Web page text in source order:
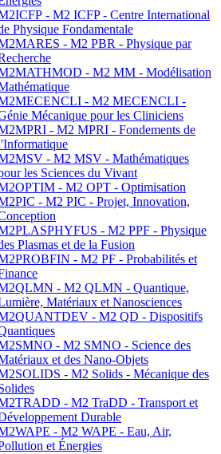
- M2 ICFP - Centre International
Physique Fondamentale
- M2 PBR - Physique par
- M2 MM - Modélisation
- M2 MECENCLI -
Mécanique pour les Cliniciens
- M2 MPRI - Fondements de
- M2 MSV - Mathématiques
les Sciences du Vivant
- M2 OPT - Optimisation
- M2 PIC - Projet, Innovation,
- M2 PPF - Physique
Plasmas et de la Fusion
- M2 PF - Probabilités et
- M2 QLMN - Quantique,
Matériaux et Nanosciences
- M2 QD - Dispositifs
- M2 SMNO - Science des
et des Nano-Objets
- M2 Solids - Mécanique des
- M2 TraDD - Transport et
Durable
- M2 WAPE - Eau, Air,
et Énergies